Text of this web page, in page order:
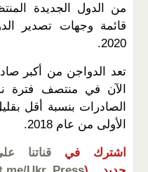
2020.
تعد الدواجن من أكبر
الآن في منتصف فترة
الأولى من عام 2018.
اشترك في قناتنا